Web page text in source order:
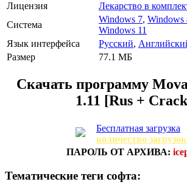
Лицензия
Лекарство в
Система
Windows 7, Windows
Windows 11
Язык интерфейса
Русский,
Размер
77.1 МБ
Скачать программу
1.11 [Rus +
Бесплатная загрузка
количество
ПАРОЛЬ ОТ АРХИВА:
Тематические теги софта: